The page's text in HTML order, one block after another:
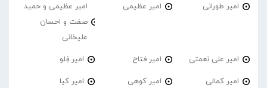
امیر طورانی امیر عظیمی
امیر عظیمی و حمید
صفت و احسان
علیخانی
امیر علی نعمتی امیر فتاح امیر فِلو
امیر کمالی امیر کوهی امیر کیا